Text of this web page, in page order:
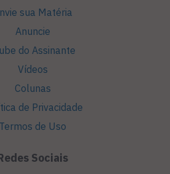
sua Matéria
Anuncie
do Assinante
Vídeos
Colunas
de Privacidade
Termos de Uso
Sociais